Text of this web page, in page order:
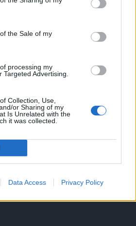
the Sale of my
processing my
Targeted Advertising.
Collection, Use,
or Sharing of my
Is Unrelated with the
it was collected.
Data Access Privacy Policy
HIRDETÉS
HIRDETÉS
HIRDETÉS
mester mutatja
és újranyitott a gödöllői